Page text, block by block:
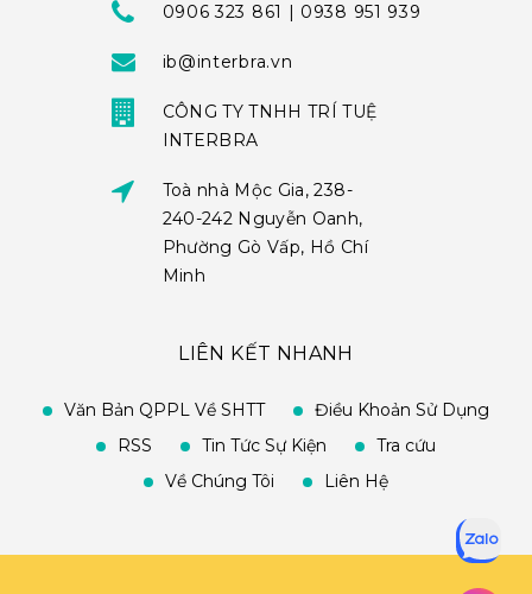
0906 323 861 | 0938 951 939
ib@interbra.vn
CÔNG TY TNHH TRÍ TUỆ
INTERBRA
Toà nhà Mộc Gia, 238-
240-242 Nguyễn Oanh,
Phường Gò Vấp, Hồ Chí
Minh
LIÊN KẾT NHANH
Văn Bản QPPL Về SHTT
Điều Khoản Sử Dụng
RSS
Tin Tức Sự Kiện
Tra cứu
Về Chúng Tôi
Liên Hệ